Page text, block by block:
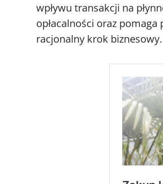
wpływu transakcji na
opłacalności oraz
racjonalny krok biznesowy.